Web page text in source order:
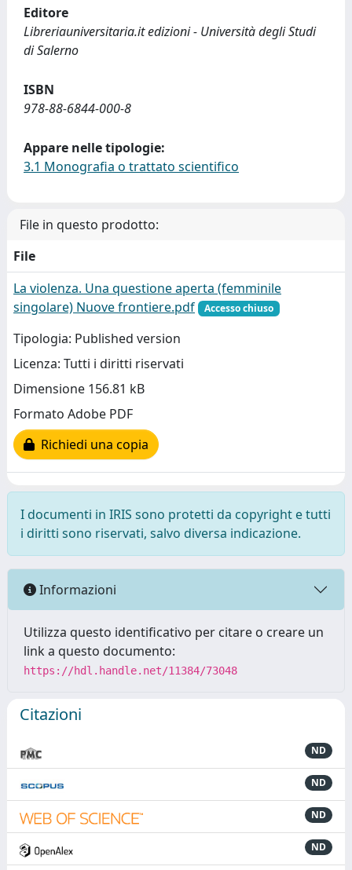
Editore
Libreriauniversitaria.it edizioni - Università degli Studi
di Salerno
ISBN
978-88-6844-000-8
Appare nelle tipologie:
3.1 Monografia o trattato scientifico
File in questo prodotto:
File
La violenza. Una questione aperta (femminile
singolare) Nuove frontiere.pdf
Accesso chiuso
Tipologia: Published version
Licenza: Tutti i diritti riservati
Dimensione 156.81 kB
Formato Adobe PDF
Richiedi una copia
I documenti in IRIS sono protetti da copyright e tutti
i diritti sono riservati, salvo diversa indicazione.
Informazioni
Utilizza questo identificativo per citare o creare un
link a questo documento:
https://hdl.handle.net/11384/73048
Citazioni
ND
ND
ND
ND